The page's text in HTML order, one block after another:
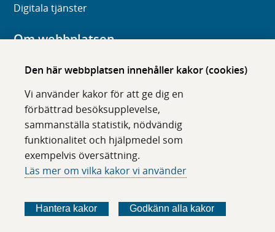
Den här webbplatsen innehåller kakor (cookies)
Vi använder kakor för att ge dig en
förbättrad besöksupplevelse,
sammanställa statistik, nödvändig
funktionalitet och hjälpmedel som
exempelvis översättning.
Läs mer om vilka kakor vi använder
Hantera kakor Godkänn alla kakor
Digitala tjänster
Om webbplatsen
Om karolinska.se
Tillgänglighet
Om cookies
Följ oss i sociala medier
ö
l
ö
l
ö
l